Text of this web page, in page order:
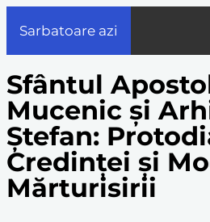
Sarbatoare azi
Sfântul
Mucenic și
Ștefan:
Credinței și
Mărturisirii